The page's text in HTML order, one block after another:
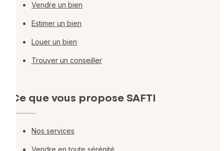
Vendre un bien
Estimer un bien
Louer un bien
Trouver un conseiller
Ce que vous propose SAFTI
Nos services